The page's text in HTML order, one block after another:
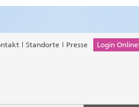
Standorte Presse Login